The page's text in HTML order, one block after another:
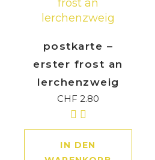
postkarte –
erster frost an
lerchenzweig
CHF 2.80
IN DEN